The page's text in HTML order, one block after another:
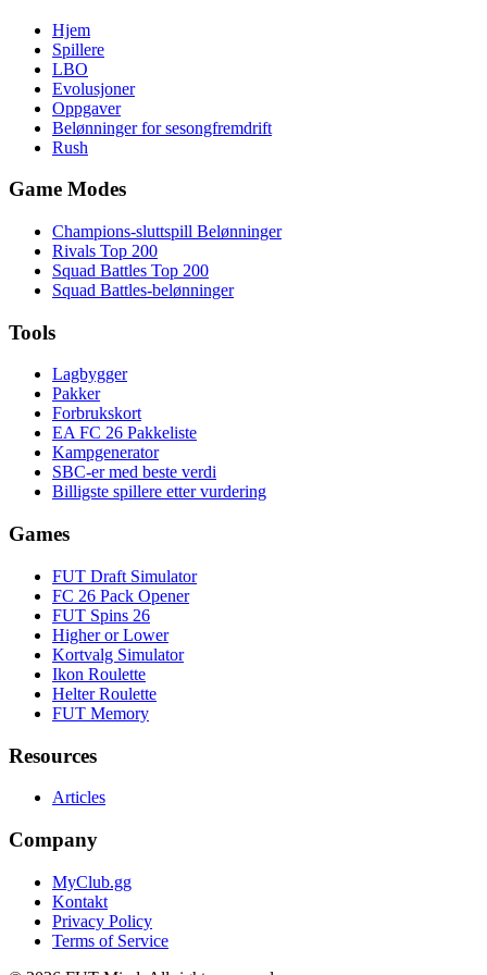
Hjem
Spillere
LBO
Evolusjoner
Oppgaver
Belønninger for sesongfremdrift
Rush
Game Modes
Champions-sluttspill Belønninger
Rivals Top 200
Squad Battles Top 200
Squad Battles-belønninger
Tools
Lagbygger
Pakker
Forbrukskort
EA FC 26 Pakkeliste
Kampgenerator
SBC-er med beste verdi
Billigste spillere etter vurdering
Games
FUT Draft Simulator
FC 26 Pack Opener
FUT Spins 26
Higher or Lower
Kortvalg Simulator
Ikon Roulette
Helter Roulette
FUT Memory
Resources
Articles
Company
MyClub.gg
Kontakt
Privacy Policy
Terms of Service